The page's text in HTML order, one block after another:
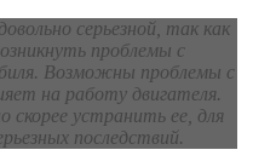
серьезной, так как
проблемы с
Возможны проблемы с
на работу двигателя.
скорее устранить ее, для
последствий.